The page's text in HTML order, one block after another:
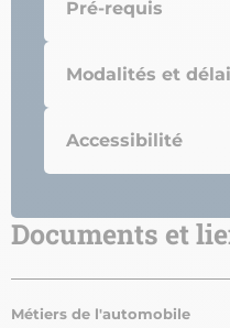
Pré-requis
Modalités et
Accessibilité
Documents et
Métiers de l'automobile